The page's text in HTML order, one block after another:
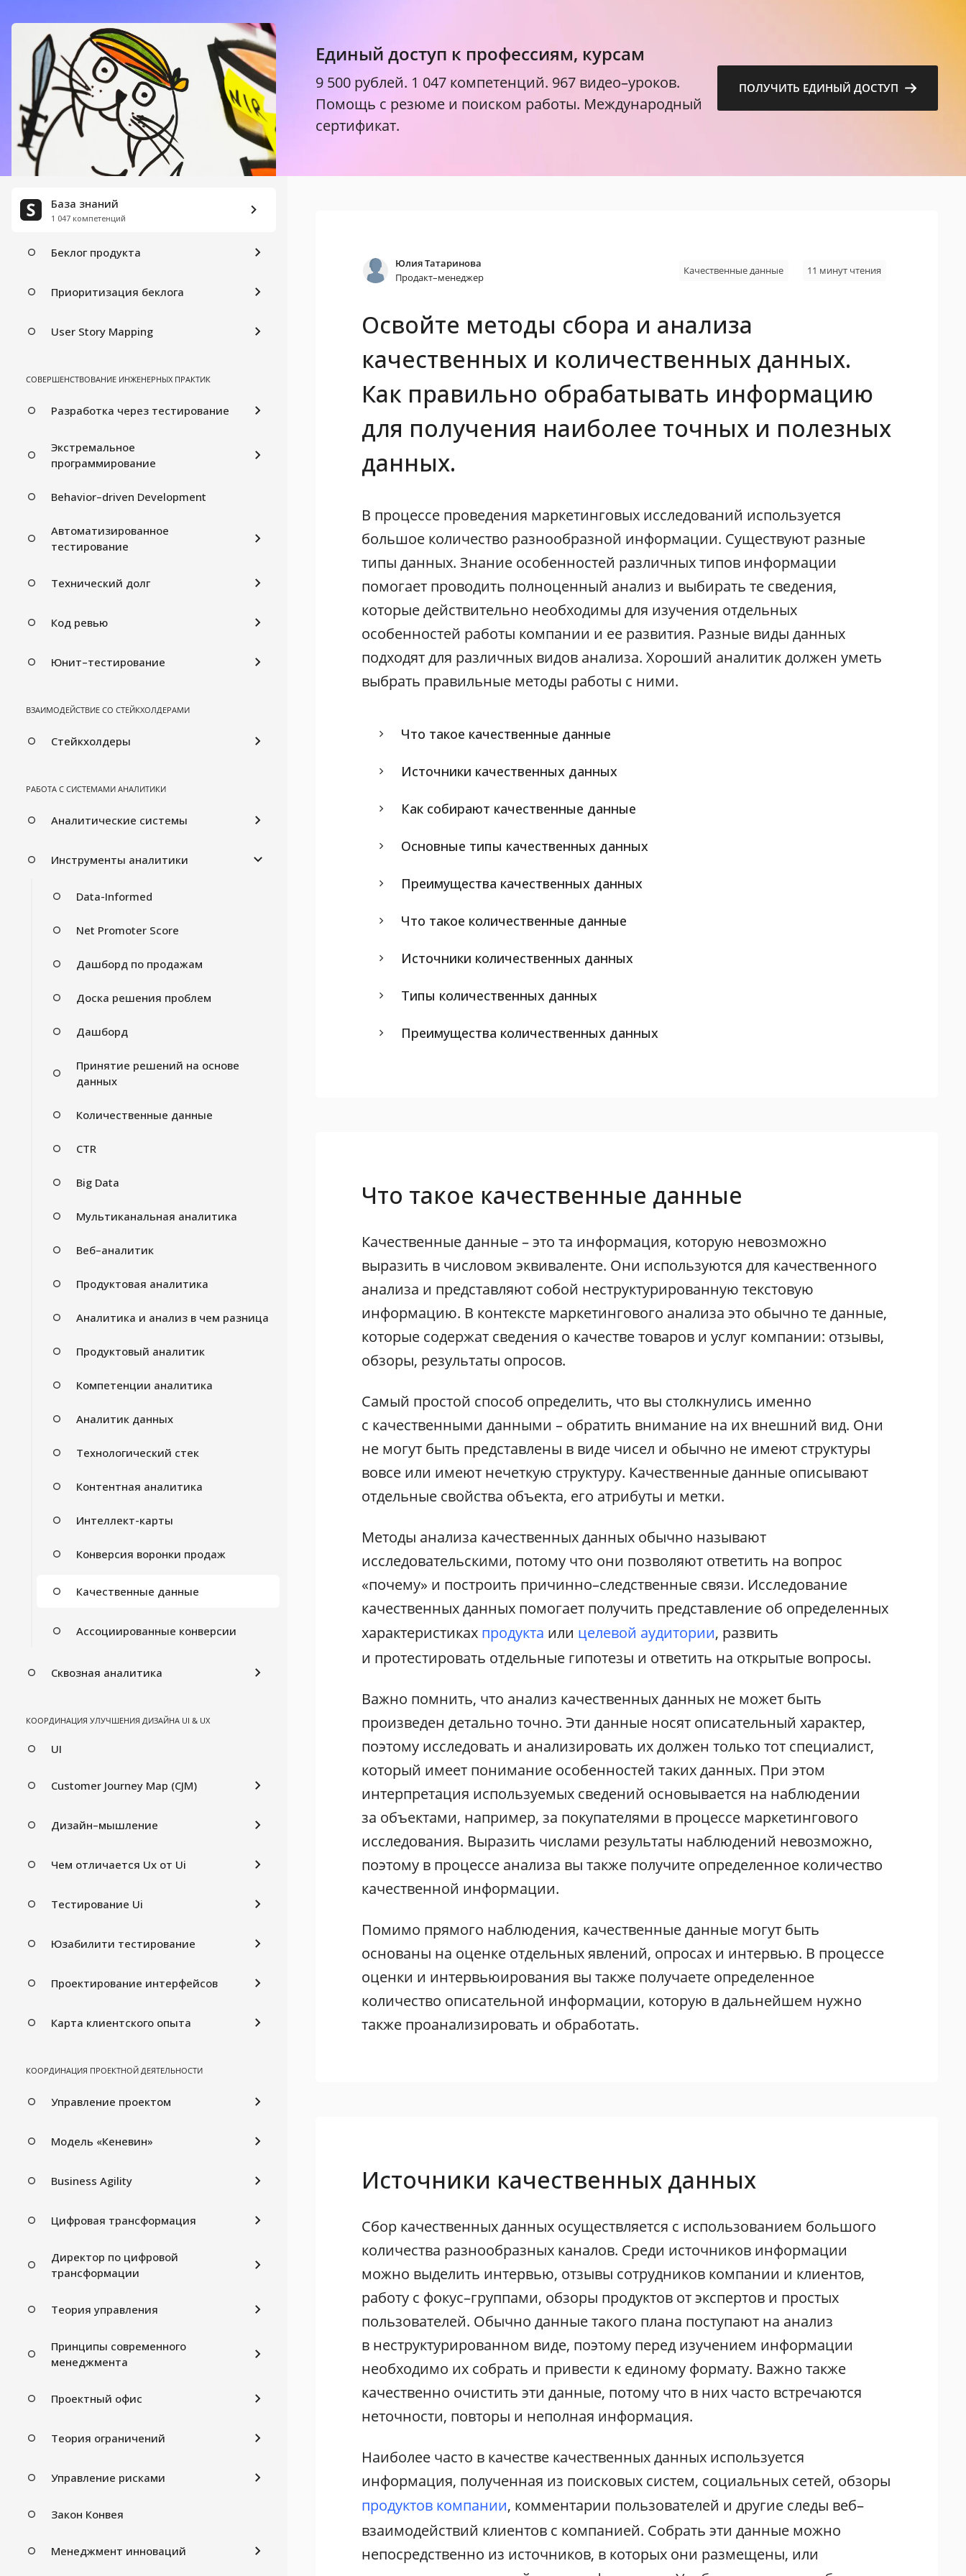
Единый доступ к профессиям, курсам
9 500 рублей. 1 047 компетенций. 967 видео–уроков.
Помощь с резюме и поиском работы. Международный
сертификат.
ПОЛУЧИТЬ ЕДИНЫЙ ДОСТУП
База знаний
1 047 компетенций
Непрерывная интеграция
DevOps
ВЕДЕНИЕ И ПРИОРИТИЗАЦИЯ БЕКЛОГА
User Story
Story Points
Беклог продукта
Приоритизация беклога
User Story Mapping
СОВЕРШЕНСТВОВАНИЕ ИНЖЕНЕРНЫХ ПРАКТИК
Разработка через тестирование
Экстремальное
программирование
Behavior–driven Development
Автоматизированное
тестирование
Технический долг
Код ревью
Юнит–тестирование
ВЗАИМОДЕЙСТВИЕ СО СТЕЙКХОЛДЕРАМИ
Стейкхолдеры
РАБОТА С СИСТЕМАМИ АНАЛИТИКИ
Аналитические системы
Инструменты аналитики
Data-Informed
Net Promoter Score
Дашборд по продажам
Доска решения проблем
Дашборд
Принятие решений на основе
данных
Количественные данные
CTR
Big Data
Мультиканальная аналитика
Веб–аналитик
Продуктовая аналитика
Аналитика и анализ в чем разница
Продуктовый аналитик
Компетенции аналитика
Аналитик данных
Технологический стек
Контентная аналитика
Интеллект-карты
Конверсия воронки продаж
Качественные данные
Ассоциированные конверсии
Сквозная аналитика
КООРДИНАЦИЯ УЛУЧШЕНИЯ ДИЗАЙНА UI & UX
UI
Customer Journey Map (CJM)
Дизайн–мышление
Чем отличается Ux от Ui
Тестирование Ui
Юзабилити тестирование
Проектирование интерфейсов
Карта клиентского опыта
КООРДИНАЦИЯ ПРОЕКТНОЙ ДЕЯТЕЛЬНОСТИ
Управление проектом
Модель «Кеневин»
Business Agility
Цифровая трансформация
Директор по цифровой
трансформации
Теория управления
Принципы современного
менеджмента
Проектный офис
Теория ограничений
Управление рисками
Закон Конвея
Менеджмент инноваций
Юлия Татаринова
Продакт–менеджер
Качественные данные 11 минут чтения
Освойте методы сбора и анализа
качественных и количественных данных.
Как правильно обрабатывать информацию
для получения наиболее точных и полезных
данных.
В процессе проведения маркетинговых исследований используется
большое количество разнообразной информации. Существуют разные
типы данных. Знание особенностей различных типов информации
помогает проводить полноценный анализ и выбирать те сведения,
которые действительно необходимы для изучения отдельных
особенностей работы компании и ее развития. Разные виды данных
подходят для различных видов анализа. Хороший аналитик должен уметь
выбрать правильные методы работы с ними.
Что такое качественные данные
Источники качественных данных
Как собирают качественные данные
Основные типы качественных данных
Преимущества качественных данных
Что такое количественные данные
Источники количественных данных
Типы количественных данных
Преимущества количественных данных
Что такое качественные данные
Качественные данные – это та информация, которую невозможно
выразить в числовом эквиваленте. Они используются для качественного
анализа и представляют собой неструктурированную текстовую
информацию. В контексте маркетингового анализа это обычно те данные,
которые содержат сведения о качестве товаров и услуг компании: отзывы,
обзоры, результаты опросов.
Самый простой способ определить, что вы столкнулись именно
с качественными данными – обратить внимание на их внешний вид. Они
не могут быть представлены в виде чисел и обычно не имеют структуры
вовсе или имеют нечеткую структуру. Качественные данные описывают
отдельные свойства объекта, его атрибуты и метки.
Методы анализа качественных данных обычно называют
исследовательскими, потому что они позволяют ответить на вопрос
«почему» и построить причинно–следственные связи. Исследование
качественных данных помогает получить представление об определенных
характеристиках продукта или целевой аудитории, развить
и протестировать отдельные гипотезы и ответить на открытые вопросы.
Важно помнить, что анализ качественных данных не может быть
произведен детально точно. Эти данные носят описательный характер,
поэтому исследовать и анализировать их должен только тот специалист,
который имеет понимание особенностей таких данных. При этом
интерпретация используемых сведений основывается на наблюдении
за объектами, например, за покупателями в процессе маркетингового
исследования. Выразить числами результаты наблюдений невозможно,
поэтому в процессе анализа вы также получите определенное количество
качественной информации.
Помимо прямого наблюдения, качественные данные могут быть
основаны на оценке отдельных явлений, опросах и интервью. В процессе
оценки и интервьюирования вы также получаете определенное
количество описательной информации, которую в дальнейшем нужно
также проанализировать и обработать.
Источники качественных данных
Сбор качественных данных осуществляется с использованием большого
количества разнообразных каналов. Среди источников информации
можно выделить интервью, отзывы сотрудников компании и клиентов,
работу с фокус–группами, обзоры продуктов от экспертов и простых
пользователей. Обычно данные такого плана поступают на анализ
в неструктурированном виде, поэтому перед изучением информации
необходимо их собрать и привести к единому формату. Важно также
качественно очистить эти данные, потому что в них часто встречаются
неточности, повторы и неполная информация.
Наиболее часто в качестве качественных данных используется
информация, полученная из поисковых систем, социальных сетей, обзоры
продуктов компании, комментарии пользователей и другие следы веб–
взаимодействий клиентов с компанией. Собрать эти данные можно
непосредственно из источников, в которых они размещены, или